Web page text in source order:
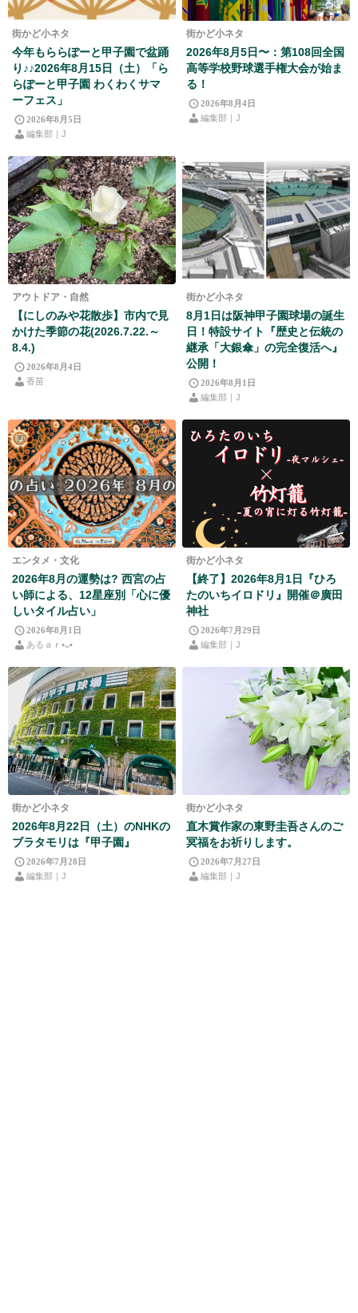
街かど小ネタ
今年もららぽーと甲子園で盆踊
り♪♪2026年8月15日（土）「ら
らぽーと甲子園 わくわくサマ
ーフェス」
2026年8月5日
編集部｜J
街かど小ネタ
2026年8月5日〜：第108回全国
高等学校野球選手権大会が始ま
る！
2026年8月4日
編集部｜J
アウトドア・自然
【にしのみや花散歩】市内で見
かけた季節の花(2026.7.22.～
8.4.)
2026年8月4日
香苗
街かど小ネタ
8月1日は阪神甲子園球場の誕生
日！特設サイト『歴史と伝統の
継承「大銀傘」の完全復活へ』
公開！
2026年8月1日
編集部｜J
エンタメ・文化
2026年8月の運勢は? 西宮の占
い師による、12星座別「心に優
しいタイル占い」
2026年8月1日
あるａｒ•⁠ᴗ⁠•⁠
街かど小ネタ
【終了】2026年8月1日『ひろ
たのいちイロドリ』開催＠廣田
神社
2026年7月29日
編集部｜J
街かど小ネタ
2026年8月22日（土）のNHKの
ブラタモリは『甲子園』
2026年7月28日
編集部｜J
街かど小ネタ
直木賞作家の東野圭吾さんのご
冥福をお祈りします。
2026年7月27日
編集部｜J